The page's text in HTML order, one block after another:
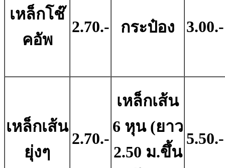
เหล็กโช๊
คอัพ
2.70.- กระป๋อง 3.00.-
เหล็กเส้น
ยุ่งๆ
2.70.-
เหล็กเส้น
6 หุน (ยาว
2.50 ม.ขึ้น
5.50.-